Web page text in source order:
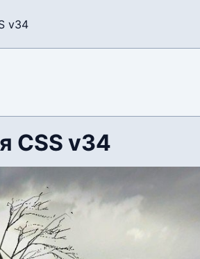
v34
CSS v34